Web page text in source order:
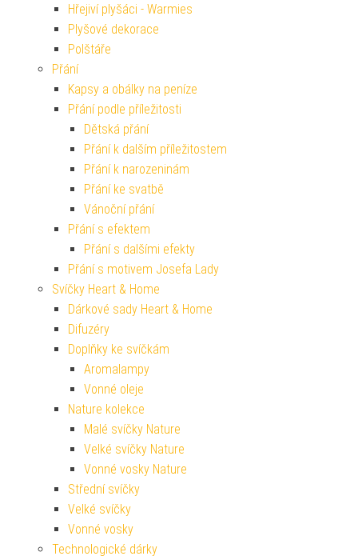
Hřejiví plyšáci - Warmies
Plyšové dekorace
Polštáře
Přání
Kapsy a obálky na peníze
Přání podle příležitosti
Dětská přání
Přání k dalším příležitostem
Přání k narozeninám
Přání ke svatbě
Vánoční přání
Přání s efektem
Přání s dalšími efekty
Přání s motivem Josefa Lady
Svíčky Heart & Home
Dárkové sady Heart & Home
Difuzéry
Doplňky ke svíčkám
Aromalampy
Vonné oleje
Nature kolekce
Malé svíčky Nature
Velké svíčky Nature
Vonné vosky Nature
Střední svíčky
Velké svíčky
Vonné vosky
Technologické dárky